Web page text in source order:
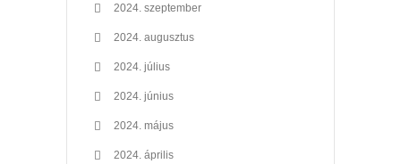
2024. szeptember
2024. augusztus
2024. július
2024. június
2024. május
2024. április